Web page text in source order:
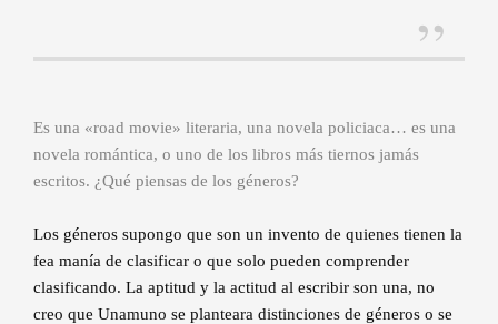
Es una «road movie» literaria, una novela policiaca… es una
novela romántica, o uno de los libros más tiernos jamás
escritos. ¿Qué piensas de los géneros?
Los géneros supongo que son un invento de quienes tienen la
fea manía de clasificar o que solo pueden comprender
clasificando. La aptitud y la actitud al escribir son una, no
creo que Unamuno se planteara distinciones de géneros o se